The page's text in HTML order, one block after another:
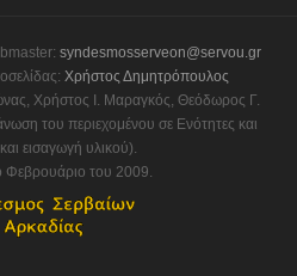
syndesmosserveon@servou.gr
Χρήστος Δημητρόπουλος
Χρήστος Ι. Μαραγκός, Θεόδωρος Γ.
του περιεχομένου σε Ενότητες και
εισαγωγή υλικού).
Φεβρουάριο του 2009.